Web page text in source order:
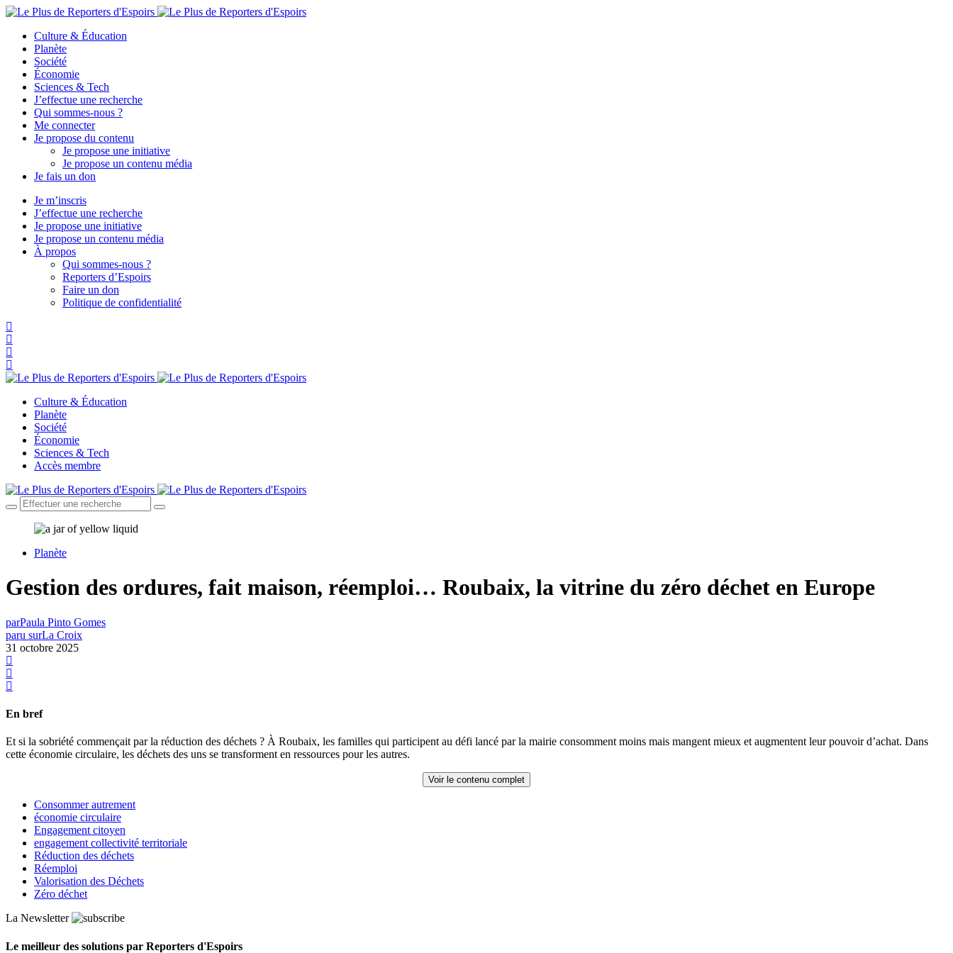
Culture & Éducation
Planète
Société
Économie
Sciences & Tech
J’effectue une recherche
Qui sommes-nous ?
Me connecter
Je propose du contenu
Je propose une initiative
Je propose un contenu média
Je fais un don
Je m’inscris
J’effectue une recherche
Je propose une initiative
Je propose un contenu média
À propos
Qui sommes-nous ?
Reporters d’Espoirs
Faire un don
Politique de confidentialité
Culture & Éducation
Planète
Société
Économie
Sciences & Tech
Accès membre
Planète
Gestion des ordures, fait maison, réemploi… Roubaix, la vitrine du zéro déchet en Europe
parPaula Pinto Gomes
paru surLa Croix
31 octobre 2025
En bref
Et si la sobriété commençait par la réduction des déchets ? À Roubaix, les familles qui participent au défi lancé par la mairie consomment moins mais mangent mieux et augmentent leur pouvoir d’achat. Dans
cette économie circulaire, les déchets des uns se transforment en ressources pour les autres.
Voir le contenu complet
Consommer autrement
économie circulaire
Engagement citoyen
engagement collectivité territoriale
Réduction des déchets
Réemploi
Valorisation des Déchets
Zéro déchet
La Newsletter
Le meilleur des solutions par Reporters d'Espoirs